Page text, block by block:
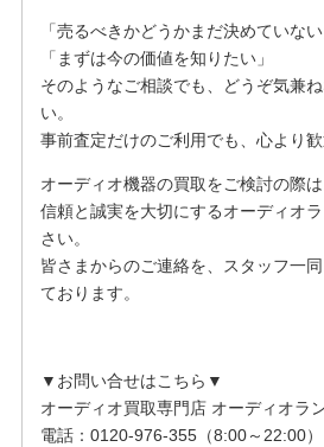
「売るべきかどうかまだ決めていない
「まずは今の価値を知りたい」
そのようなご相談でも、どうぞ気兼
い。
事前査定だけのご利用でも、心より歓
オーディオ機器の買取をご検討の際は
信頼と誠実を大切にするオーディオ
さい。
皆さまからのご連絡を、スタッフ一
ております。
▼お問い合せはこちら▼
オーディオ買取専門店 オーディオラ
電話：0120-976-355（8:00～22:00）